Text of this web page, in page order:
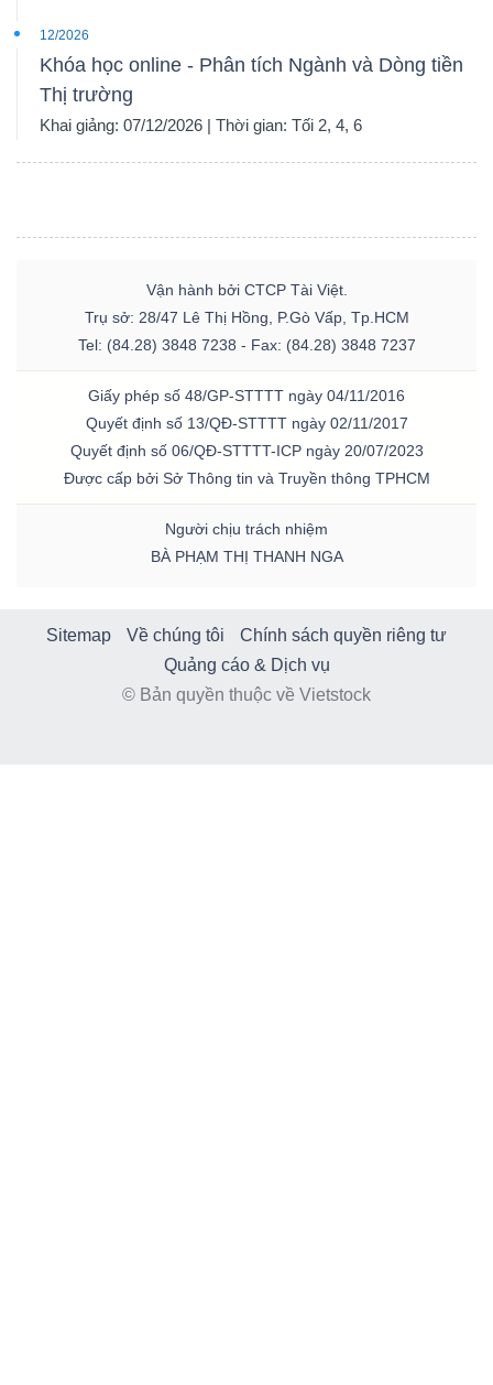
12/2026
Khóa học online - Phân tích Ngành và Dòng tiền
Thị trường
Khai giảng: 07/12/2026 | Thời gian: Tối 2, 4, 6
Vận hành bởi CTCP Tài Việt.
Trụ sở: 28/47 Lê Thị Hồng, P.Gò Vấp, Tp.HCM
Tel: (84.28) 3848 7238 - Fax: (84.28) 3848 7237
Giấy phép số 48/GP-STTTT ngày 04/11/2016
Quyết định số 13/QĐ-STTTT ngày 02/11/2017
Quyết định số 06/QĐ-STTTT-ICP ngày 20/07/2023
Được cấp bởi Sở Thông tin và Truyền thông TPHCM
Người chịu trách nhiệm
BÀ PHẠM THỊ THANH NGA
Sitemap Về chúng tôi
Chính sách quyền riêng tư
Quảng cáo & Dịch vụ
© Bản quyền thuộc về Vietstock